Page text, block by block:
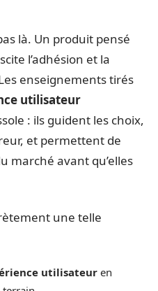
là. Un produit pensé
l’adhésion et la
enseignements tirés
utilisateur
: ils guident les choix,
et permettent de
marché avant qu’elles
une telle
utilisateur en